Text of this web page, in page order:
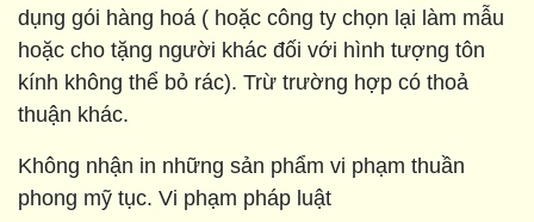
dụng gói hàng hoá ( hoặc công ty chọn lại làm mẫu
hoặc cho tặng người khác đối với hình tượng tôn
kính không thể bỏ rác). Trừ trường hợp có thoả
thuận khác.
Không nhận in những sản phẩm vi phạm thuần
phong mỹ tục. Vi phạm pháp luật